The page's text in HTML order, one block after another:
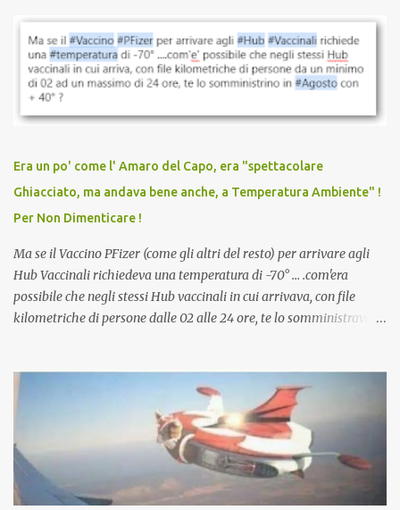
vaccinazione. Non avevamo mai sentito parlare di ricompense,
sconti, incentivi per vaccinarsi. Non avevamo mai visto
discriminazioni per coloro che non l’hanno fatto. Se non sei stato
vaccinato, nessuno aveva prima cercato di farti sentire una
persona cattiva. Non avevamo mai visto un vaccino che minacci le
vaccino usato per minacciare i mezzi di sussistenza, il lavoro o la
scuola. Non avevamo mai visto un vaccino che permettesse a un
dodicenne di ignorare il consenso dei genitori. Dopo tutti i vaccini
che abbiamo elencato sopra...
Era un po' come l' Amaro del Capo, era "spettacolare
Ghiacciato, ma andava bene anche, a Temperatura Ambiente" !
Per Non Dimenticare !
Ma se il Vaccino PFizer (come gli altri del resto) per arrivare agli
Hub Vaccinali richiedeva una temperatura di -70° ... .com'era
possibile che negli stessi Hub vaccinali in cui arrivava, con file
kilometriche di persone dalle 02 alle 24 ore, te lo somministravano
Vaccino come: l' Amaro del Capo, era "spettacolare Ghiacciato, ma
andava bene anche, a Temperatura Ambiente"! Riproponiamo
l'articolo per NON Dimenticare!